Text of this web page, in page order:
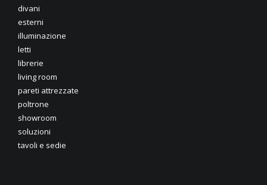
divani
esterni
illuminazione
letti
librerie
living room
pareti attrezzate
poltrone
showroom
soluzioni
tavoli e sedie